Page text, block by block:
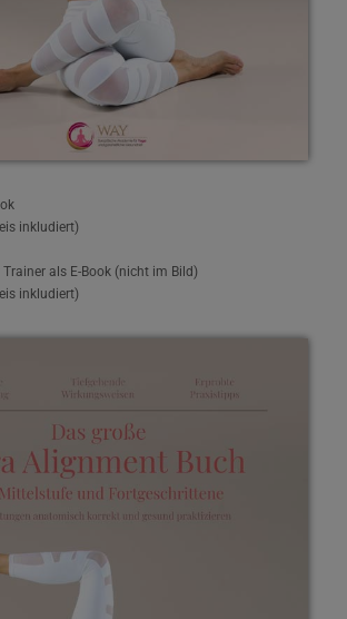
inkludiert)
als E-Book (nicht im Bild)
inkludiert)